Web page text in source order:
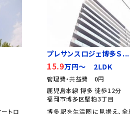
トロ
プレサンスロジェ博多Ｓ...
15.9万円～ 2LDK
管理費・共益費 0円
鹿児島本線 博多 徒歩12分
福岡市博多区堅粕3丁目
博多駅を生活圏に見据え、